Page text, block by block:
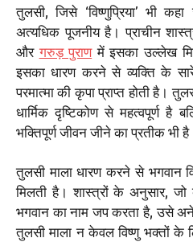
तुलसी, जिसे ‘विष्णुप्रिया’ भी
अत्यधिक पूजनीय है। प्राचीन
औरगरुड़ पुराणमें इसका उल्लेख
इसका धारण करने से व्यक्ति के
परमात्मा की कृपा प्राप्त होती है।
धार्मिक दृष्टिकोण से महत्वपूर्ण है
भक्तिपूर्ण जीवन जीने का प्रतीक भी
तुलसी माला धारण करने से भगवान
मिलती है। शास्त्रों के अनुसार, जो
भगवान का नाम जप करता है, उसे
तुलसी माला न केवल विष्णु भक्तों के